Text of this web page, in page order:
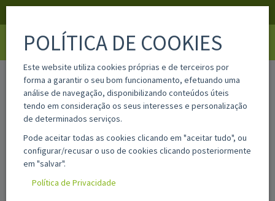
home c200040174
POLÍTICA DE COOKIES
Este website utiliza cookies próprias e de terceiros por
forma a garantir o seu bom funcionamento, efetuando uma
análise de navegação, disponibilizando conteúdos úteis
tendo em consideração os seus interesses e personalização
de determinados serviços.
Pode aceitar todas as cookies clicando em "aceitar tudo", ou
configurar/recusar o uso de cookies clicando posteriormente
em "salvar".
Política de Privacidade